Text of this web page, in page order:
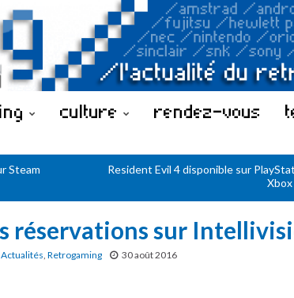
culture rendez-vous
Steam
Resident Evil 4 disponible sur
réservations sur
Actualités, Retrogaming 30 août 2016